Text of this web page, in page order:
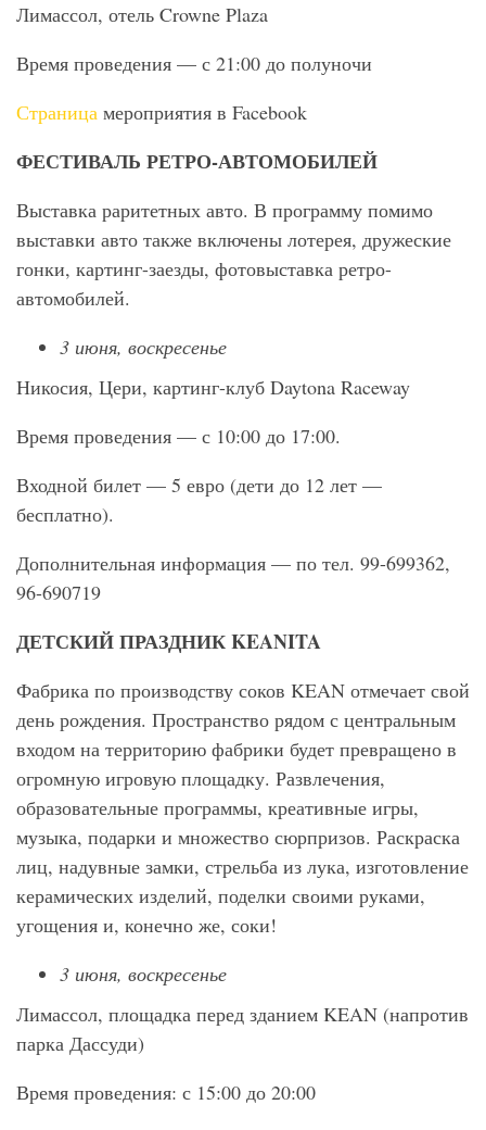
Лимассол, отель Crowne Plaza
Время проведения — с 21:00 до полуночи
Страница мероприятия в Facebook
ФЕСТИВАЛЬ РЕТРО-АВТОМОБИЛЕЙ
Выставка раритетных авто. В программу помимо
выставки авто также включены лотерея, дружеские
гонки, картинг-заезды, фотовыставка ретро-
автомобилей.
3 июня, воскресенье
Никосия, Цери, картинг-клуб Daytona Raceway
Время проведения — с 10:00 до 17:00.
Входной билет — 5 евро (дети до 12 лет —
бесплатно).
Дополнительная информация — по тел. 99-699362,
96-690719
ДЕТСКИЙ ПРАЗДНИК KEANITA
Фабрика по производству соков KEAN отмечает свой
день рождения. Пространство рядом с центральным
входом на территорию фабрики будет превращено в
огромную игровую площадку. Развлечения,
образовательные программы, креативные игры,
музыка, подарки и множество сюрпризов. Раскраска
лиц, надувные замки, стрельба из лука, изготовление
керамических изделий, поделки своими руками,
угощения и, конечно же, соки!
3 июня, воскресенье
Лимассол, площадка перед зданием KEAN (напротив
парка Дассуди)
Время проведения: с 15:00 до 20:00